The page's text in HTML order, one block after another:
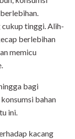
cukup tinggi. Alih-
berlebihan
memicu
bagi
bahan
ini.
kacang